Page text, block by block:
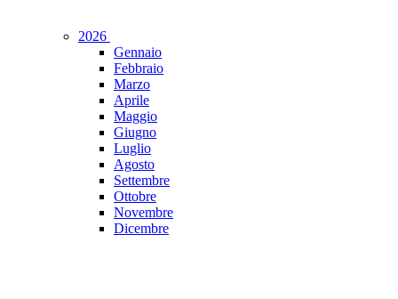
2026
Gennaio
Febbraio
Marzo
Aprile
Maggio
Giugno
Luglio
Agosto
Settembre
Ottobre
Novembre
Dicembre